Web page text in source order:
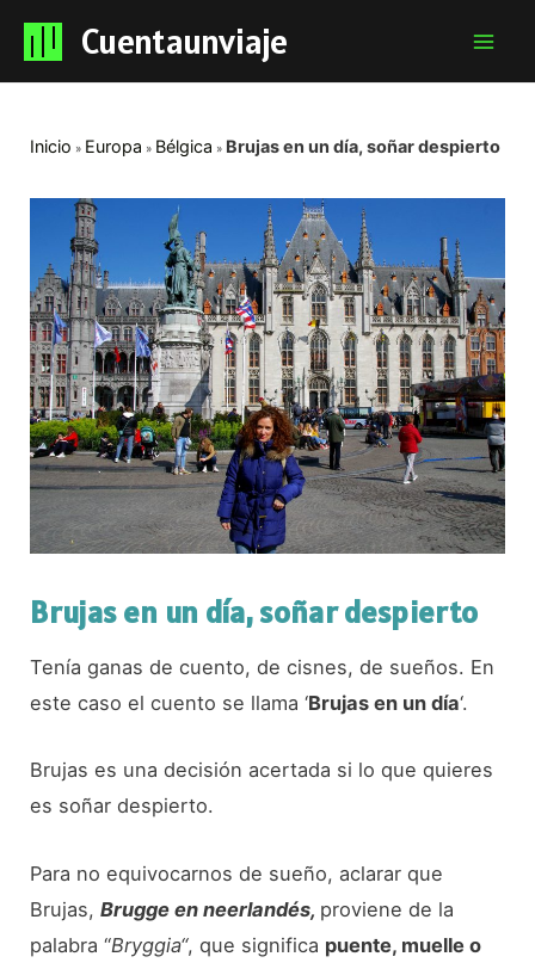
Cuentaunviaje
Inicio Europa Bélgica Brujas en un día, soñar despierto
Brujas en un día, soñar despierto
Tenía ganas de cuento, de cisnes, de sueños. En
este caso el cuento se llama ‘Brujas en un día‘.
Brujas es una decisión acertada si lo que quieres
es soñar despierto.
Para no equivocarnos de sueño, aclarar que
Brujas,Brugge en neerlandés, proviene de la
palabra “Bryggia“, que significa puente, muelle o